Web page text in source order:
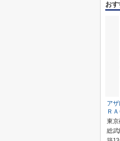
おす
ア
ＲＡ
東京
総武